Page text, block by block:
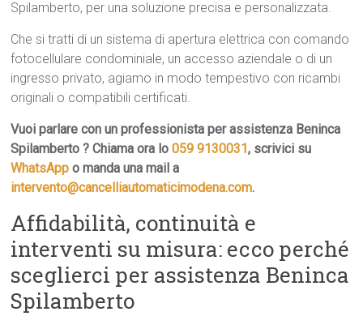
Spilamberto, per una soluzione precisa e personalizzata.
Che si tratti di un sistema di apertura elettrica con comando
fotocellulare condominiale, un accesso aziendale o di un
ingresso privato, agiamo in modo tempestivo con ricambi
originali o compatibili certificati.
Vuoi parlare con un professionista per assistenza Beninca
Spilamberto ? Chiama ora lo059 9130031, scrivici su
WhatsApp o manda una mail a
intervento@cancelliautomaticimodena.com.
Affidabilità, continuità e
interventi su misura: ecco perché
sceglierci per assistenza Beninca
Spilamberto